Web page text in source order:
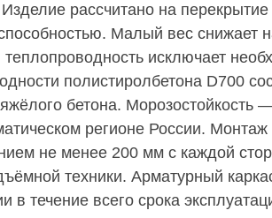
рассчитано на
Малый вес снижает
исключает
полистиролбетона D700
бетона. Морозостойкость
регионе России.
не менее 200 мм с каждой
техники. Арматурный
в течение всего срока